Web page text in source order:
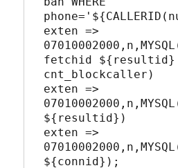
exten =>
fetchid ${resultid}
cnt_blockcaller)
exten =>
${resultid})
exten =>
${connid});